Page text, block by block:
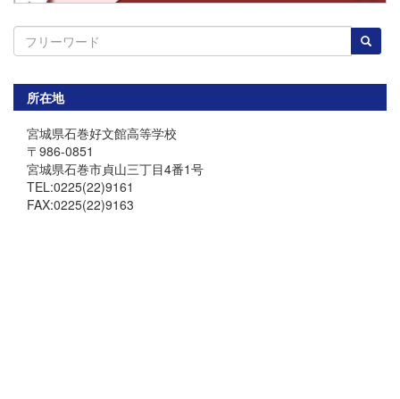
所在地
宮城県石巻好文館高等学校
〒986-0851
宮城県石巻市貞山三丁目4番1号
TEL:0225(22)9161
FAX:0225(22)9163